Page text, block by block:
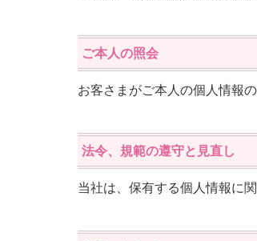
ご本人の照会
お客さまがご本人の個人情報
法令、規範の遵守と見直し
当社は、保有する個人情報に